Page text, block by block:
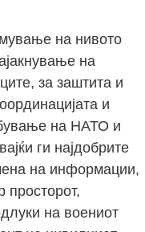
на нивото
на
за заштита и
и
на НАТО и
ги најдобрите
на информации,
просторот,
на воениот